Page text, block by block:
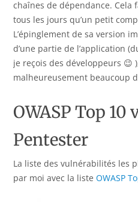
chaînes de dépendance. Cela
tous les jours qu’un petit
L’épinglement de sa version
d’une partie de l’application
je reçois des développeurs 😉
malheureusement beaucoup
OWASP Top 10
Pentester
La liste des vulnérabilités les
par moi avec la liste OWASP